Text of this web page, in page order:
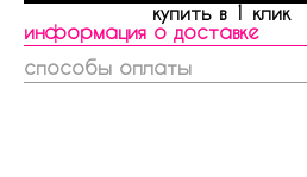
купить в 1 клик
информация о доставке
способы оплаты